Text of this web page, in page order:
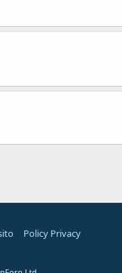
Policy Privacy